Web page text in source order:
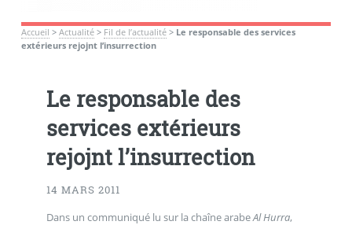
Accueil > Actualité> Fil de l’actualité> Le responsable des services
extérieurs rejojnt l’insurrection
Le responsable des
services extérieurs
rejojnt l’insurrection
14 MARS 2011
Dans un communiqué lu sur la chaîne arabeAl Hurra,